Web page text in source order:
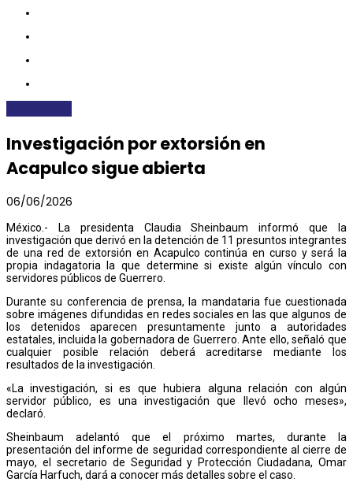
Investigación por extorsión en
Acapulco sigue abierta
06/06/2026
México.- La presidenta Claudia Sheinbaum informó que la
investigación que derivó en la detención de 11 presuntos integrantes
de una red de extorsión en Acapulco continúa en curso y será la
propia indagatoria la que determine si existe algún vínculo con
servidores públicos de Guerrero.
Durante su conferencia de prensa, la mandataria fue cuestionada
sobre imágenes difundidas en redes sociales en las que algunos de
los detenidos aparecen presuntamente junto a autoridades
estatales, incluida la gobernadora de Guerrero. Ante ello, señaló que
cualquier posible relación deberá acreditarse mediante los
resultados de la investigación.
«La investigación, si es que hubiera alguna relación con algún
servidor público, es una investigación que llevó ocho meses»,
declaró.
Sheinbaum adelantó que el próximo martes, durante la
presentación del informe de seguridad correspondiente al cierre de
mayo, el secretario de Seguridad y Protección Ciudadana, Omar
García Harfuch, dará a conocer más detalles sobre el caso.